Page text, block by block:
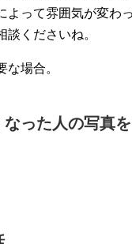
よって雰囲気が変わ
談くださいね。
な場合。
なった人の写真